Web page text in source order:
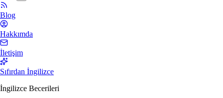
Blog
Hakkımda
İletişim
Sıfırdan İngilizce
İngilizce Becerileri